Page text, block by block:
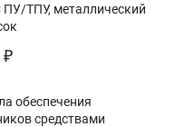
ТПУ, металлический
₽
обеспечения
средствами